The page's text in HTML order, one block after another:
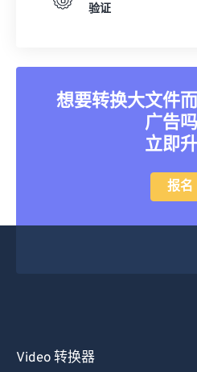
验证
想要转换大文件
广告吗
立即
报名
Video 转换器